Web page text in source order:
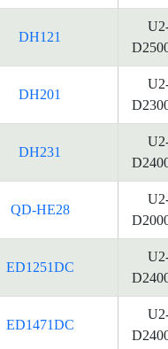
DH121
DH201
DH231
QD-HE28
ED1251DC
ED1471DC